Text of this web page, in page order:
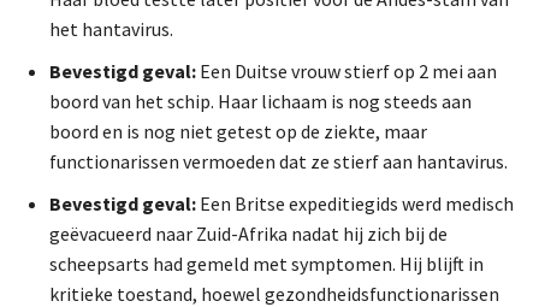
het hantavirus.
Bevestigd geval: Een Duitse vrouw stierf op 2 mei aan
boord van het schip. Haar lichaam is nog steeds aan
boord en is nog niet getest op de ziekte, maar
functionarissen vermoeden dat ze stierf aan hantavirus.
Bevestigd geval: Een Britse expeditiegids werd medisch
geëvacueerd naar Zuid-Afrika nadat hij zich bij de
scheepsarts had gemeld met symptomen. Hij blijft in
kritieke toestand, hoewel gezondheidsfunctionarissen